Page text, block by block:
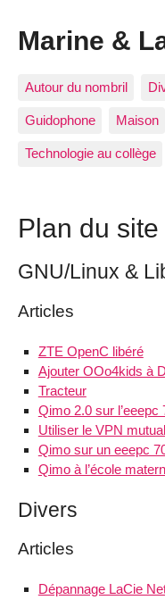
Marine &
Autour du nombril
Guidophone Maison
Technologie au collège
Plan du site
GNU/Linux &
Articles
ZTE OpenC libéré
Ajouter OOo4kids à
Tracteur
Qimo 2.0 sur l’eeepc
Utiliser le VPN
Qimo sur un eeepc
Qimo à l’école
Divers
Articles
Dépannage LaCie